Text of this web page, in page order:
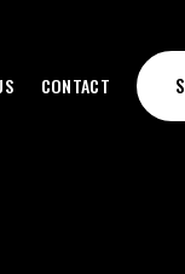
CONTACT